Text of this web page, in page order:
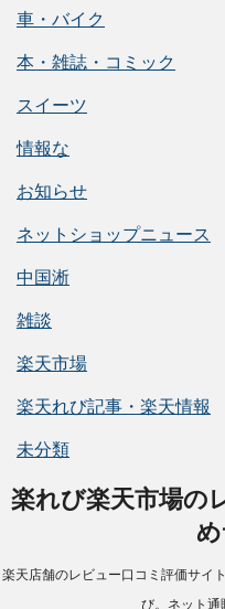
車・バイク
本・雑誌・コミック
スイーツ
情報な
お知らせ
ネットショップニュース
中国淅
雑談
楽天市場
楽天れび記事・楽天情報
未分類
楽れび楽天市場の
楽天店舗のレビュー口コミ評価サイ
び。ネット通